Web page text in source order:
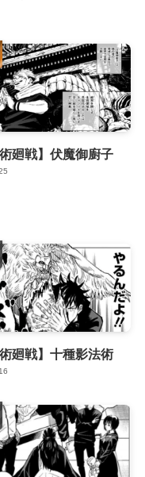
術廻戦】伏魔御廚子
術廻戦】十種影法術